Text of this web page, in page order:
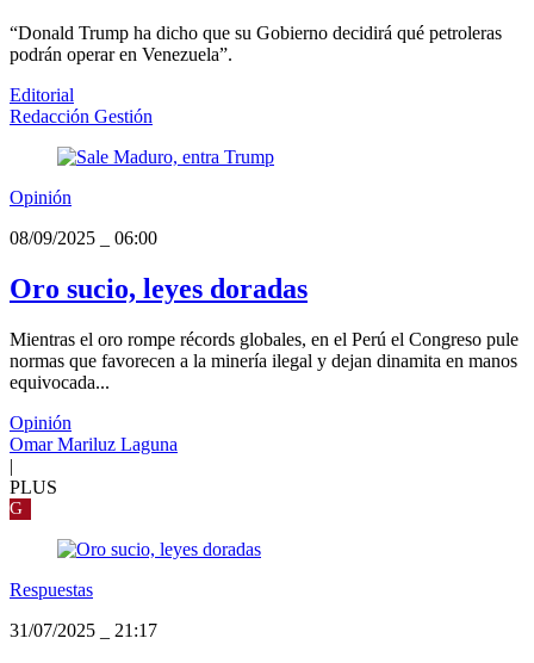
“Donald Trump ha dicho que su Gobierno decidirá qué petroleras
podrán operar en Venezuela”.
Editorial
Redacción Gestión
Opinión
08/09/2025
06:00
Oro sucio, leyes doradas
Mientras el oro rompe récords globales, en el Perú el Congreso pule
normas que favorecen a la minería ilegal y dejan dinamita en manos
equivocada...
Opinión
Omar Mariluz Laguna
|
PLUS
G
Respuestas
31/07/2025
21:17